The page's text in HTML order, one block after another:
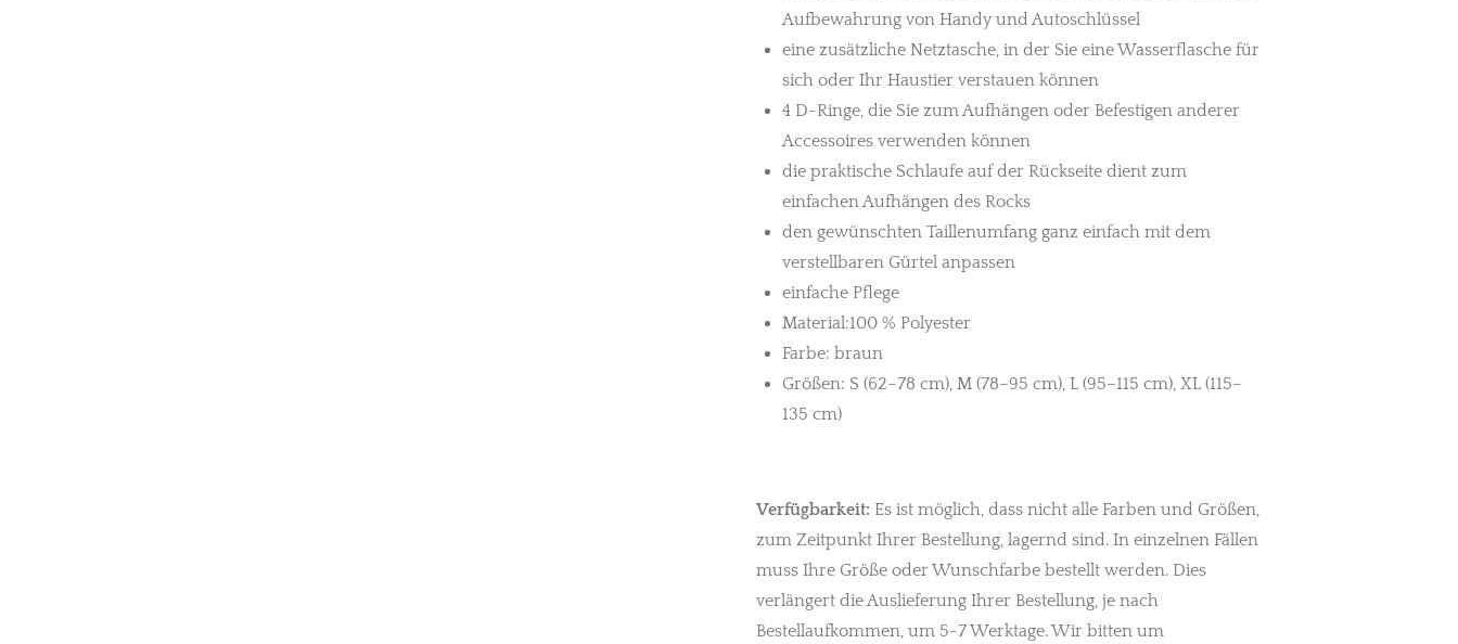
Aufbewahrung von Handy und Autoschlüssel
eine zusätzliche Netztasche, in der Sie eine Wasserflasche für
sich oder Ihr Haustier verstauen können
4 D-Ringe, die Sie zum Aufhängen oder Befestigen anderer
Accessoires verwenden können
die praktische Schlaufe auf der Rückseite dient zum
einfachen Aufhängen des Rocks
den gewünschten Taillenumfang ganz einfach mit dem
verstellbaren Gürtel anpassen
einfache Pflege
Material:100 % Polyester
Farbe: braun
Größen: S (62–78 cm), M (78–95 cm), L (95–115 cm), XL (115–
135 cm)
Verfügbarkeit: Es ist möglich, dass nicht alle Farben und Größen,
zum Zeitpunkt Ihrer Bestellung, lagernd sind. In einzelnen Fällen
muss Ihre Größe oder Wunschfarbe bestellt werden. Dies
verlängert die Auslieferung Ihrer Bestellung, je nach
Bestellaufkommen, um 5-7 Werktage. Wir bitten um